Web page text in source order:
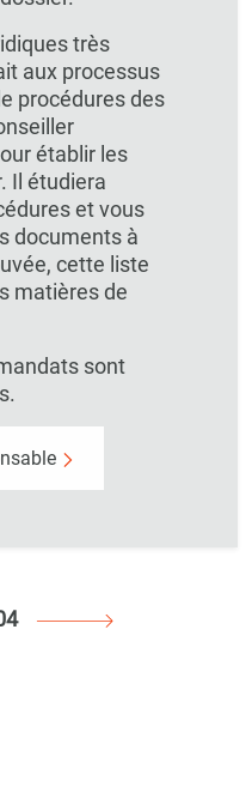
très
aux processus
procédures des
établir les
Il étudiera
et vous
documents à
cette liste
matières de
sont